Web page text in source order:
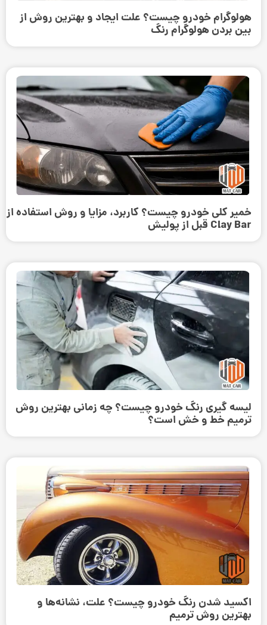
هولوگرام خودرو چیست؟ علت ایجاد و بهترین روش از
بین بردن هولوگرام رنگ
خمیر کلی خودرو چیست؟ کاربرد، مزایا و روش استفاده از
Clay Bar قبل از پولیش
لیسه گیری رنگ خودرو چیست؟ چه زمانی بهترین روش
ترمیم خط و خش است؟
اکسید شدن رنگ خودرو چیست؟ علت، نشانه‌ها و
بهترین روش ترمیم